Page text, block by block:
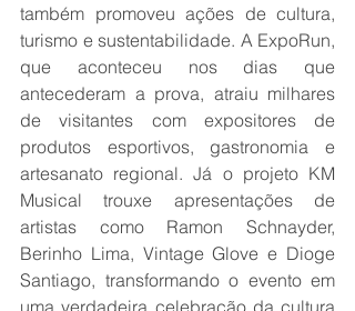
também promoveu ações de cultura,
turismo e sustentabilidade. A ExpoRun,
que aconteceu nos dias que
antecederam a prova, atraiu milhares
de visitantes com expositores de
produtos esportivos, gastronomia e
artesanato regional. Já o projeto KM
Musical trouxe apresentações de
artistas como Ramon Schnayder,
Berinho Lima, Vintage Glove e Dioge
Santiago, transformando o evento em